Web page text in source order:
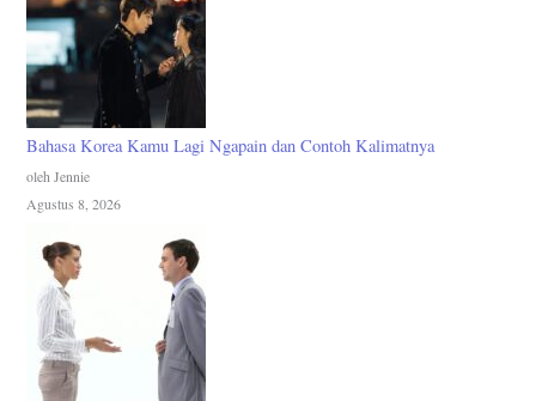
Bahasa Korea Kamu Lagi Ngapain dan Contoh Kalimatnya
oleh Jennie
Agustus 8, 2026